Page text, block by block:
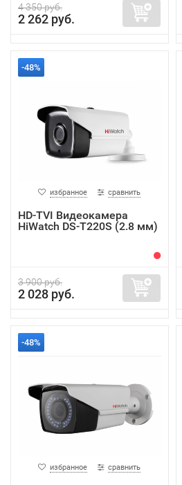
4 350 руб.
2 262 руб.
-48%
избранное сравнить
HD-TVI Видеокамера
HiWatch DS-T220S (2.8 мм)
3 900 руб.
2 028 руб.
-48%
избранное сравнить